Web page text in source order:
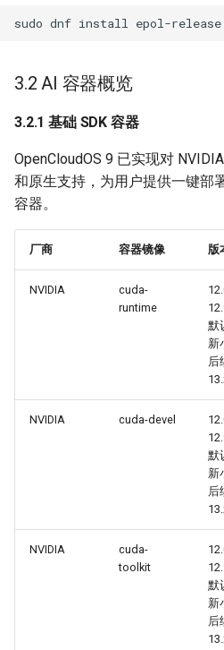
3.2 AI 容器概览
3.2.1 基础 SDK 容器
OpenCloudOS 9 已实现对
和原生支持，为用户提供一键部
容器。
厂商 容器镜像 版
NVIDIA
cuda-
runtime
默
新
后
NVIDIA cuda-devel
默
新
后
NVIDIA
cuda-
toolkit
默
新
后